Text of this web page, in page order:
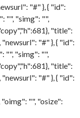
"#" }, { "id":
"", "simg": "",
"title":
"#" }, { "id":
"", "simg": "",
"title":
"#" }, { "id":
"", "osize":